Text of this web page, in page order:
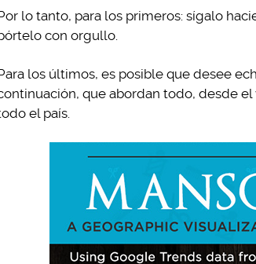
lo tanto, para los primeros: sígalo
con orgullo.
los últimos, es posible que desee
que abordan todo, desde
el país.